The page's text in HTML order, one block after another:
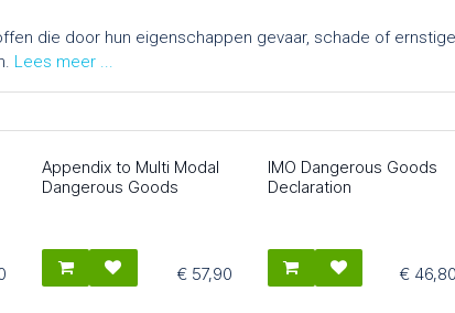
die door hun eigenschappen gevaar, schade of
2077
Appendix to Multi Modal
Dangerous Goods
€ 57,90
2075
IMO Dangerous Goods
Declaration
€ 46,80